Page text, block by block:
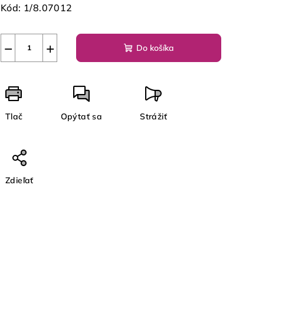
Kód: 1/8.07012
+
− Do košíka
Tlač Opýtať sa Strážiť
Zdieľať